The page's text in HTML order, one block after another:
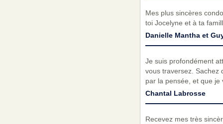
Mes plus sincères
toi Jocelyne et à ta
Danielle Mantha et
Je suis profondément
vous traversez. Sachez
par la pensée, et que je
Chantal Labrosse
Recevez mes très